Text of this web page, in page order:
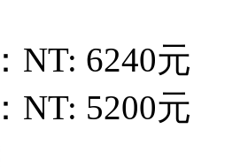
NT: 6240元
NT: 5200元